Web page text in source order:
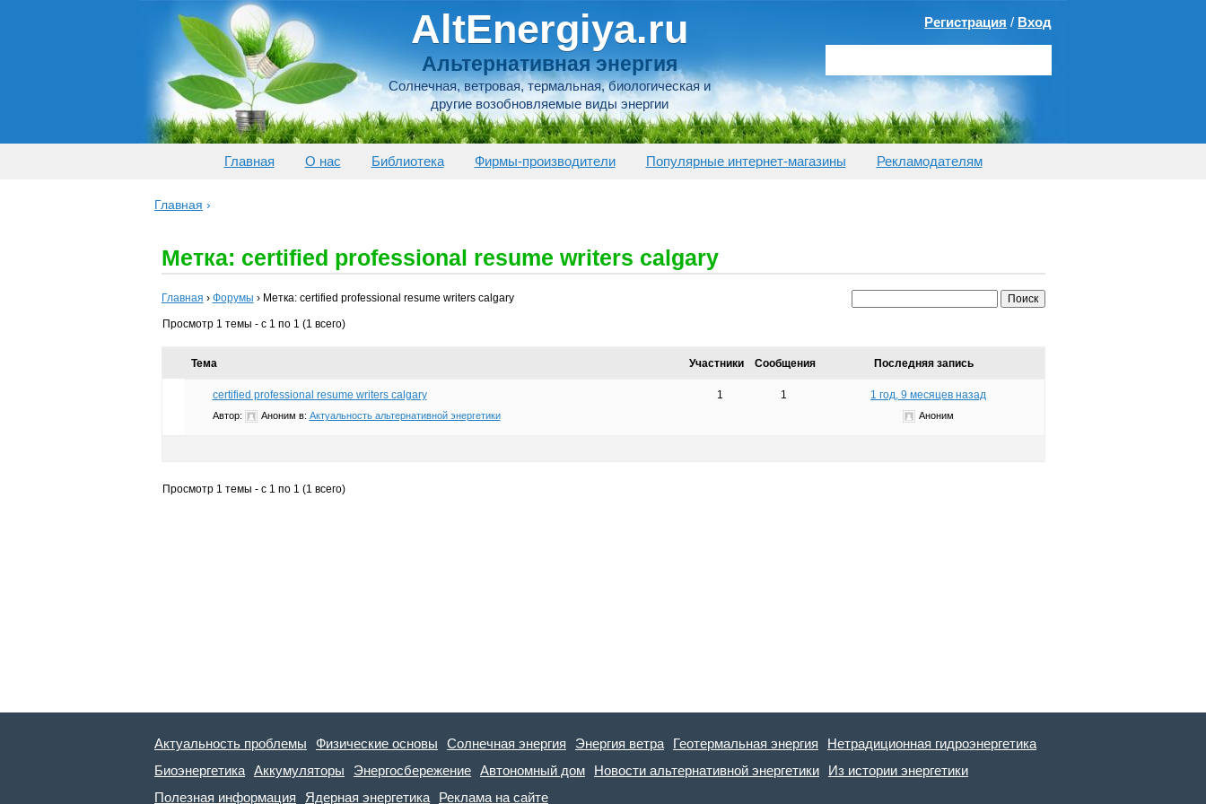
AltEnergiya.ru
Альтернативная энергия
Солнечная, ветровая, термальная, биологическая и
другие возобновляемые виды энергии
Регистрация / Вход
Главная О нас Библиотека Фирмы-производители Популярные интернет-магазины Рекламодателям
Главная ›
Метка: certified professional resume writers calgary
Главная › Форумы › Метка: certified professional resume writers calgary
Просмотр 1 темы - с 1 по 1 (1 всего)
Тема Участники Сообщения Последняя запись
certified professional resume writers calgary
Автор: Аноним в: Актуальность альтернативной энергетики
1 1 1 год, 9 месяцев назад
Аноним
Просмотр 1 темы - с 1 по 1 (1 всего)
Актуальность проблемы Физические основы Солнечная энергия Энергия ветра Геотермальная энергия
Нетрадиционная гидроэнергетика
Биоэнергетика Аккумуляторы Энергосбережение Автономный дом Новости альтернативной энергетики
Из истории энергетики
Полезная информация
Ядерная энергетика Реклама на сайте